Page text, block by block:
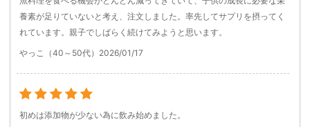
養素が足りていないと考え、注文しました。率先してサプリを摂ってく
れています。親子でしばらく続けてみようと思います。
やっこ（40～50代） 2026/01/17
初めは添加物が少ない為に飲み始めました。